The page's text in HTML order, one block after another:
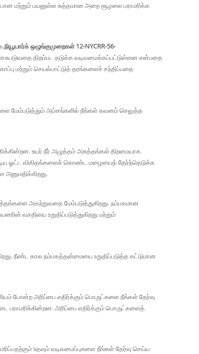
மற்றும் பயனுள்ள சுத்தமான அறை சூழலை பராமரிக்க
நியூயார்க் ஒழுங்குமுறைகள் 12-NYCRR-56-
திறம்பட தடுக்க வடிவமைக்கப்பட்டுள்ளன என்பதை
மற்றும் செயல்பாட்டுத் தரங்களைச் சந்திப்பதை
மேம்படுத்தும் அம்சங்களில் நீங்கள் கவனம் செலுத்த
உயர் நீர் அழுத்தம் அசுத்தங்கள் திறமையாக
ஓட்ட விகிதங்களைக் கொண்ட மழையைத் தேர்ந்தெடுக்க
அகற்றுவதை மேம்படுத்துகிறது. நம்பகமான
வசதியை உறுதிப்படுத்துகிறது மற்றும்
நீண்ட கால நம்பகத்தன்மையை உறுதிப்படுத்த கட்டுமான
போன்ற அரிப்பை எதிர்க்கும் பொருட்களை நீங்கள் தேர்வு
அரிப்பை எதிர்க்கும் பொருட்களைத்
உதவும் வடிவமைப்புகளை நீங்கள் தேர்வு செய்ய